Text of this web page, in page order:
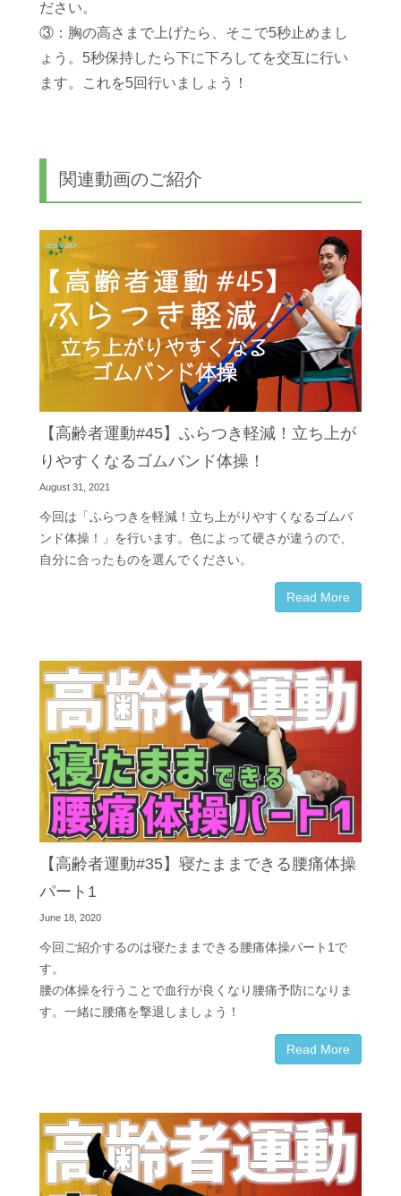
ださい。
③：胸の高さまで上げたら、 そこで5秒止めまし
ょう。5秒保持したら下に下ろしてを交互に行い
ます。これを5回行いましょう！
関連動画のご紹介
【高齢者運動#45】ふらつき軽減！立ち上が
りやすくなるゴムバンド体操！
August 31, 2021
今回は「ふらつきを軽減！立ち上がりやすくなるゴムバ
ンド体操！」を行います。色によって硬さが違うので、
自分に合ったものを選んでください。
Read More
【高齢者運動#35】寝たままできる腰痛体操
パート1
June 18, 2020
今回ご紹介するのは寝たままできる腰痛体操パート1で
す。
腰の体操を行うことで血行が良くなり腰痛予防になりま
す。一緒に腰痛を撃退しましょう！
Read More